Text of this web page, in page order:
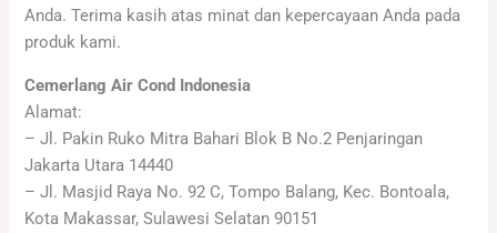
Anda. Terima kasih atas minat dan kepercayaan Anda pada
produk kami.
Cemerlang Air Cond Indonesia
Alamat:
– Jl. Pakin Ruko Mitra Bahari Blok B No.2 Penjaringan
Jakarta Utara 14440
– Jl. Masjid Raya No. 92 C, Tompo Balang, Kec. Bontoala,
Kota Makassar, Sulawesi Selatan 90151